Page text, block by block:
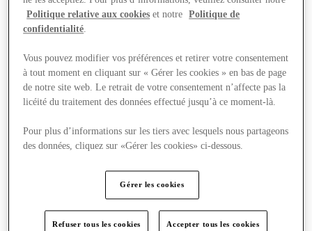
Nous rendre visite
Politique relative aux cookies et notre Politique de
confidentialité.
Vous pouvez modifier vos préférences et retirer votre consentement
à tout moment en cliquant sur « Gérer les cookies » en bas de page
de notre site web. Le retrait de votre consentement n’affecte pas la
licéité du traitement des données effectué jusqu’à ce moment-là.
Pour plus d’informations sur les tiers avec lesquels nous partageons
des données, cliquez sur «Gérer les cookies» ci-dessous.
Gérer les cookies
Refuser tous les cookies Accepter tous les cookies